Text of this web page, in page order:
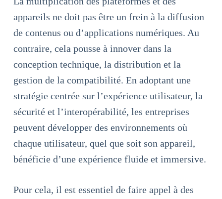
appareils ne doit pas être un frein à la diffusion
de contenus ou d’applications numériques. Au
contraire, cela pousse à innover dans la
conception technique, la distribution et la
gestion de la compatibilité. En adoptant une
stratégie centrée sur l’expérience utilisateur, la
sécurité et l’interopérabilité, les entreprises
peuvent développer des environnements où
chaque utilisateur, quel que soit son appareil,
bénéficie d’une expérience fluide et immersive.
Pour cela, il est essentiel de faire appel à des